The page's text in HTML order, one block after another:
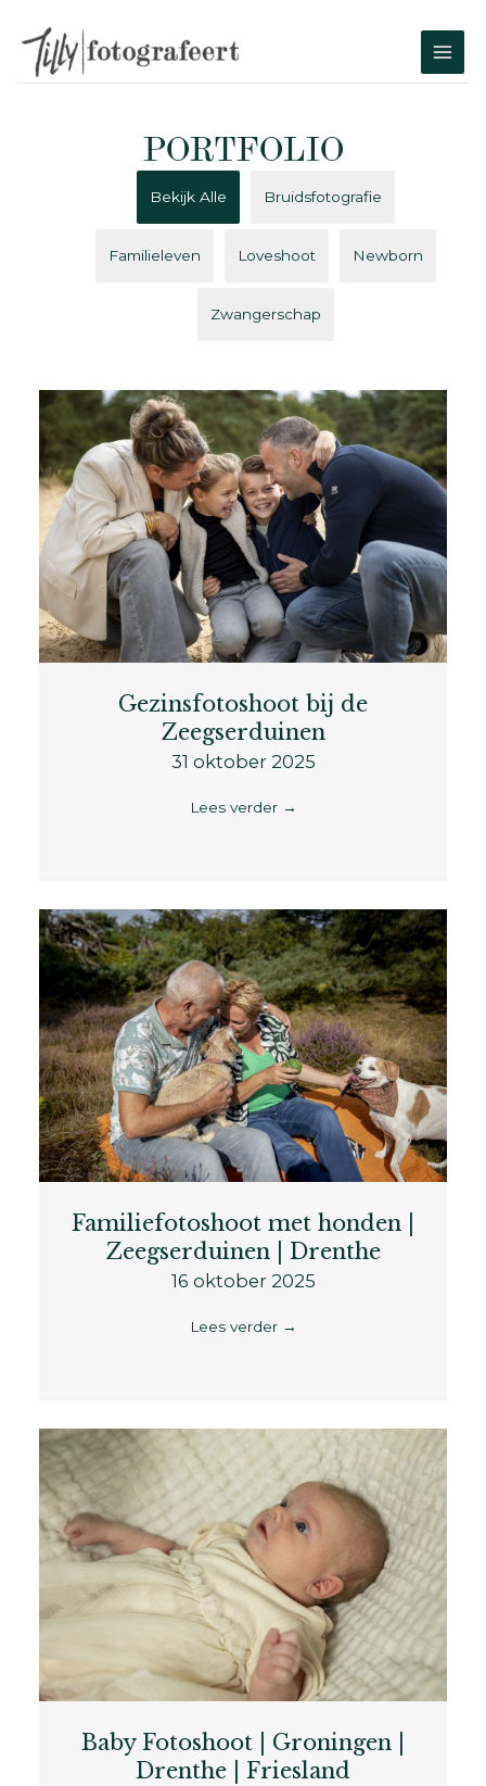
Ga
naar
de
PORTFOLIO
Bekijk Alle Bruidsfotografie
Familieleven Loveshoot Newborn
Zwangerschap
Gezinsfotoshoot bij de
Zeegserduinen
31 oktober 2025
Lees verder →
Familiefotoshoot met honden |
Zeegserduinen | Drenthe
16 oktober 2025
Lees verder →
Baby Fotoshoot | Groningen |
Drenthe | Friesland